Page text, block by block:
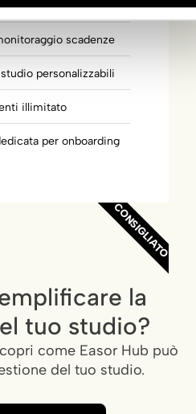
scadenze
personalizzabili
illimitato
per onboarding
CONSIGLIATO
la
tuo studio?
come Easor Hub può
del tuo studio.